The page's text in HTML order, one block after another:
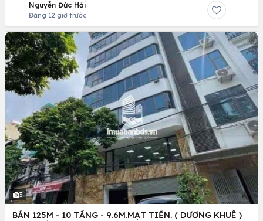
Nguyễn Đức Hải
Đăng 12 giờ trước
3
BÁN 125M - 10 TẦNG - 9.6M.MẠT TIỀN. ( DƯƠNG KHUÊ )